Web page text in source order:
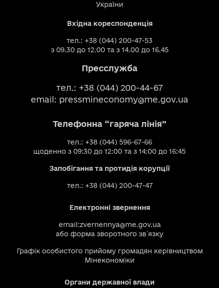
України
Вхідна кореспонденція
тел.: +38 (044) 200-47-53
з 09.30 до 12.00 та з 14.00 до 16.45
Пресслужба
тел.: +38 (044) 200-44-67
email: pressmineconomy@me.gov.ua
Телефонна “гаряча лінія”
тел.: +38 (044) 596-67-66
щоденно з 09:30 до 12:00 та з 14:00 до 16:45
Запобігання та протидія корупції
тел.: +38 (044) 200-47-47
Електронні звернення
email:zvernennya@me.gov.ua
або форма зворотного зв`язку
Графік особистого прийому громадян керівництвом
Мінекономіки
Органи державної влади